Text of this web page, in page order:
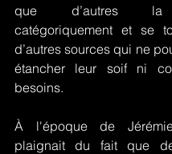
que d’autres la
catégoriquement et se
d’autres sources qui ne
étancher leur soif ni
besoins.
À l'époque de
plaignait du fait que